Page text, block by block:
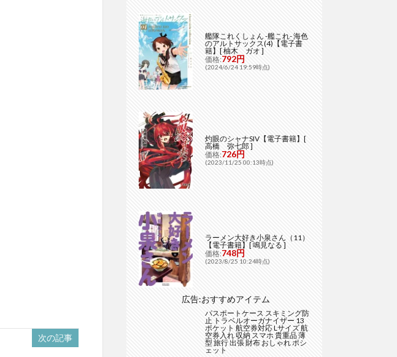
次の記事
艦隊これくしょん -艦これ- 海色
のアルトサックス(4)【電子書
籍】[ 柚木 ガオ ]
価格:792円
(2024/6/24 19:59時点)
灼眼のシャナSIV【電子書籍】[
高橋 弥七郎 ]
価格:726円
(2023/11/25 00:13時点)
ラーメン大好き小泉さん（11）
【電子書籍】[ 鳴見なる ]
価格:748円
(2023/8/25 10:24時点)
広告:おすすめアイテム
パスポートケース スキミング防
止 トラベルオーガナイザー 13
ポケット 航空券対応 Lサイズ 航
空券入れ 収納 スマホ 貴重品 薄
型 旅行 出張 財布 おしゃれ ポシ
ェット